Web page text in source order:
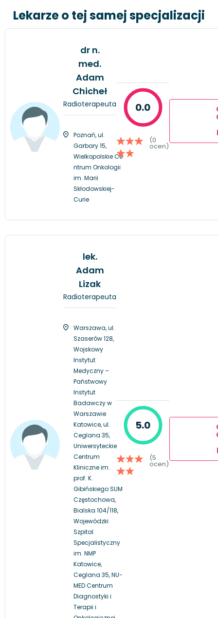
Lekarze o tej samej specjalizacji
dr n.
med.
Adam
Chicheł
Radioterapeuta
Poznań, ul.
Garbary 15,
Wielkopolskie Ce
ntrum Onkologii
im. Marii
Skłodowskiej-
Curie
0.0
(0
ocen)
lek.
Adam
Lizak
Radioterapeuta
Warszawa, ul.
Szaserów 128,
Wojskowy
Instytut
Medyczny –
Państwowy
Instytut
Badawczy w
Warszawie
Katowice, ul.
Ceglana 35,
Uniwersyteckie
Centrum
Kliniczne im.
prof. K.
Gibińskiego SUM
Częstochowa,
Bialska 104/118,
Wojewódzki
Szpital
Specjalistyczny
im. NMP
Katowice,
Ceglana 35, NU-
MED Centrum
Diagnostyki i
Terapii i
5.0
(5
ocen)